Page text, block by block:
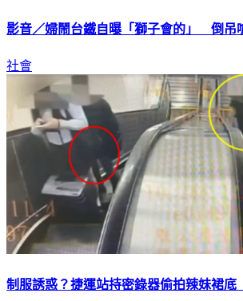
影音／婦鬧台鐵自曝「獅子會的」 倒吊
社會
制服誘惑？捷運站持密錄器偷拍辣妹裙